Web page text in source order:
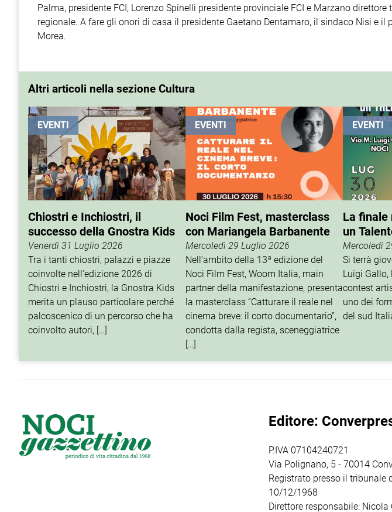
Palma, presidente FCI, Lorenzo Spinelli presidente provinciale FCI e Marzano
regionale. A fare gli onori di casa il presidente Gaetano Dentamaro, il sindaco Nisi e il
Morea.
Altri articoli nella sezione Cultura
EVENTI
Chiostri e Inchiostri, il
successo della Gnostra Kids
Venerdì 31 Luglio 2026
Tra i tanti chiostri, palazzi e piazze
coinvolte nell’edizione 2026 di
Chiostri e Inchiostri, la Gnostra Kids
merita un plauso particolare perché
palcoscenico di un percorso che ha
coinvolto autori, […]
EVENTI
Noci Film Fest, masterclass
con Mariangela Barbanente
Mercoledì 29 Luglio 2026
Nell’ambito della 13ª edizione del
Noci Film Fest, Woom Italia, main
partner della manifestazione, presenta
la masterclass “Catturare il reale nel
cinema breve: il corto documentario”,
condotta dalla regista, sceneggiatrice
[…]
EVENTI
La finale
un
Mercoledì
Si terrà
Luigi
contest
uno dei
del sud
Editore:
P.IVA 07104240721
Via Polignano, 5 - 70014
Registrato presso il tribunale
10/12/1968
Direttore responsabile: Nicola